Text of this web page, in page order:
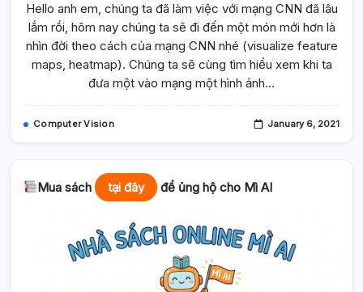
Theo
Cách
Của
Mạng
CNN
(visualize
Feature
Maps-
Hello anh em, chúng ta đã làm việc với mạng CNN đã lâu
lắm rồi, hôm nay chúng ta sẽ đi đến một món mới hơn là
nhìn đời theo cách của mạng CNN nhé (visualize feature
maps, heatmap). Chúng ta sẽ cùng tìm hiểu xem khi ta
đưa một vào mạng một hình ảnh…
Computer Vision January 6, 2021
Mua sách tại đây để ủng hộ cho Mì AI